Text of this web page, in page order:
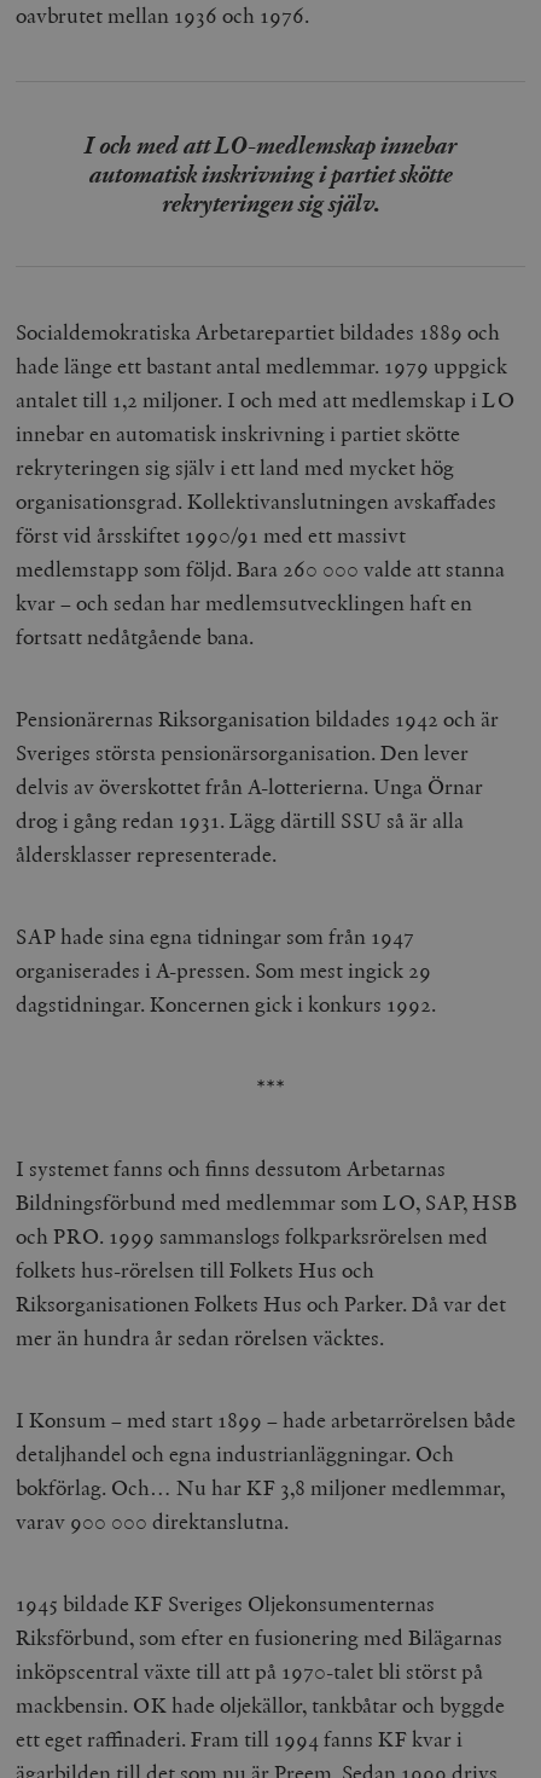
oavbrutet mellan 1936 och 1976.
I och med att LO-medlemskap innebar
automatisk inskrivning i partiet skötte
rekryteringen sig själv.
Socialdemokratiska Arbetarepartiet bildades 1889 och
hade länge ett bastant antal medlemmar. 1979 uppgick
antalet till 1,2 miljoner. I och med att medlemskap i LO
innebar en automatisk inskrivning i partiet skötte
rekryteringen sig själv i ett land med mycket hög
organisationsgrad. Kollektivanslutningen avskaffades
först vid årsskiftet 1990/91 med ett massivt
medlemstapp som följd. Bara 260 000 valde att stanna
kvar – och sedan har medlemsutvecklingen haft en
fortsatt nedåtgående bana.
Pensionärernas Riksorganisation bildades 1942 och är
Sveriges största pensionärsorganisation. Den lever
delvis av överskottet från A-lotterierna. Unga Örnar
drog i gång redan 1931. Lägg därtill SSU så är alla
åldersklasser representerade.
SAP hade sina egna tidningar som från 1947
organiserades i A-pressen. Som mest ingick 29
dagstidningar. Koncernen gick i konkurs 1992.
***
I systemet fanns och finns dessutom Arbetarnas
Bildningsförbund med medlemmar som LO, SAP, HSB
och PRO. 1999 sammanslogs folkparksrörelsen med
folkets hus-rörelsen till Folkets Hus och
Riksorganisationen Folkets Hus och Parker. Då var det
mer än hundra år sedan rörelsen väcktes.
I Konsum – med start 1899 – hade arbetarrörelsen både
detaljhandel och egna industrianläggningar. Och
bokförlag. Och… Nu har KF 3,8 miljoner medlemmar,
varav 900 000 direktanslutna.
1945 bildade KF Sveriges Oljekonsumenternas
Riksförbund, som efter en fusionering med Bilägarnas
inköpscentral växte till att på 1970-talet bli störst på
mackbensin. OK hade oljekällor, tankbåtar och byggde
ett eget raffinaderi. Fram till 1994 fanns KF kvar i